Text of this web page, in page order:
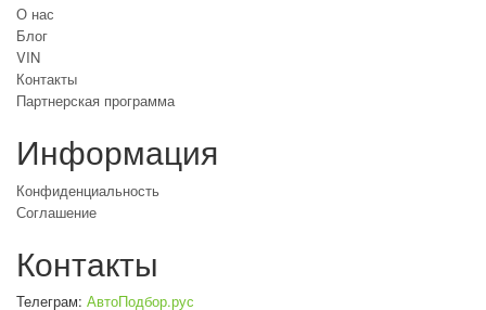
О нас
Блог
VIN
Контакты
Партнерская программа
Информация
Конфиденциальность
Соглашение
Контакты
Телеграм: АвтоПодбор.рус